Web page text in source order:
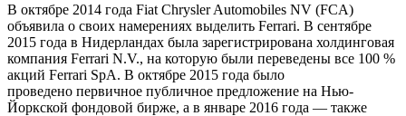
В октябре 2014 года Fiat Chrysler Automobiles NV (FCA)
объявила о своих намерениях выделить Ferrari. В сентябре
2015 года в Нидерландах была зарегистрирована холдинговая
компания Ferrari N.V., на которую были переведены все 100 %
акций Ferrari SpA. В октябре 2015 года было
проведено первичное публичное предложение на Нью-
Йоркской фондовой бирже, а в январе 2016 года — также